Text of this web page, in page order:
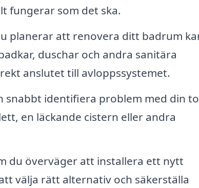
fungerar som det ska.
planerar att renovera ditt badrum
duschar och andra sanitära
anslutet till avloppssystemet.
snabbt identifiera problem med din
en läckande cistern eller andra
du överväger att installera ett nytt
välja rätt alternativ och säkerställa